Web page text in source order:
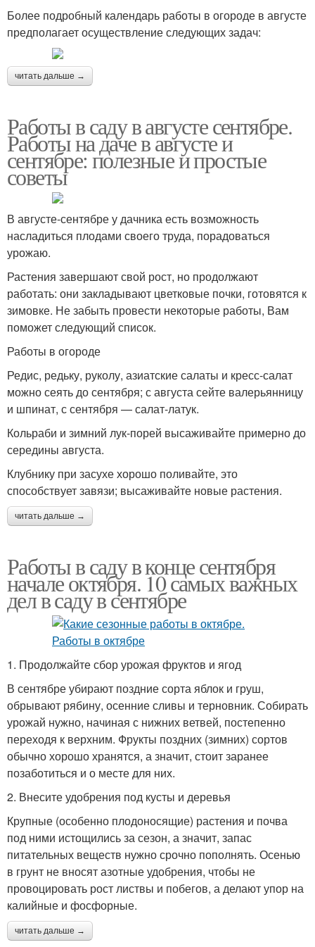
Более подробный календарь работы в огороде в августе
предполагает осуществление следующих задач:
читать дальше →
Работы в саду в августе сентябре.
Работы на даче в августе и
сентябре: полезные и простые
советы
В августе-сентябре у дачника есть возможность
насладиться плодами своего труда, порадоваться
урожаю.
Растения завершают свой рост, но продолжают
работать: они закладывают цветковые почки, готовятся к
зимовке. Не забыть провести некоторые работы, Вам
поможет следующий список.
Работы в огороде
Редис, редьку, руколу, азиатские салаты и кресс-салат
можно сеять до сентября; с августа сейте валерьянницу
и шпинат, с сентября — салат-латук.
Кольраби и зимний лук-порей высаживайте примерно до
середины августа.
Клубнику при засухе хорошо поливайте, это
способствует завязи; высаживайте новые растения.
читать дальше →
Работы в саду в конце сентября
начале октября. 10 самых важных
дел в саду в сентябре
1. Продолжайте сбор урожая фруктов и ягод
В сентябре убирают поздние сорта яблок и груш,
обрывают рябину, осенние сливы и терновник. Собирать
урожай нужно, начиная с нижних ветвей, постепенно
переходя к верхним. Фрукты поздних (зимних) сортов
обычно хорошо хранятся, а значит, стоит заранее
позаботиться и о месте для них.
2. Внесите удобрения под кусты и деревья
Крупные (особенно плодоносящие) растения и почва
под ними истощились за сезон, а значит, запас
питательных веществ нужно срочно пополнять. Осенью
в грунт не вносят азотные удобрения, чтобы не
провоцировать рост листвы и побегов, а делают упор на
калийные и фосфорные.
читать дальше →